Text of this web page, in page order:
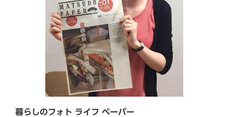
暮らしのフォト ライフ ペーパー